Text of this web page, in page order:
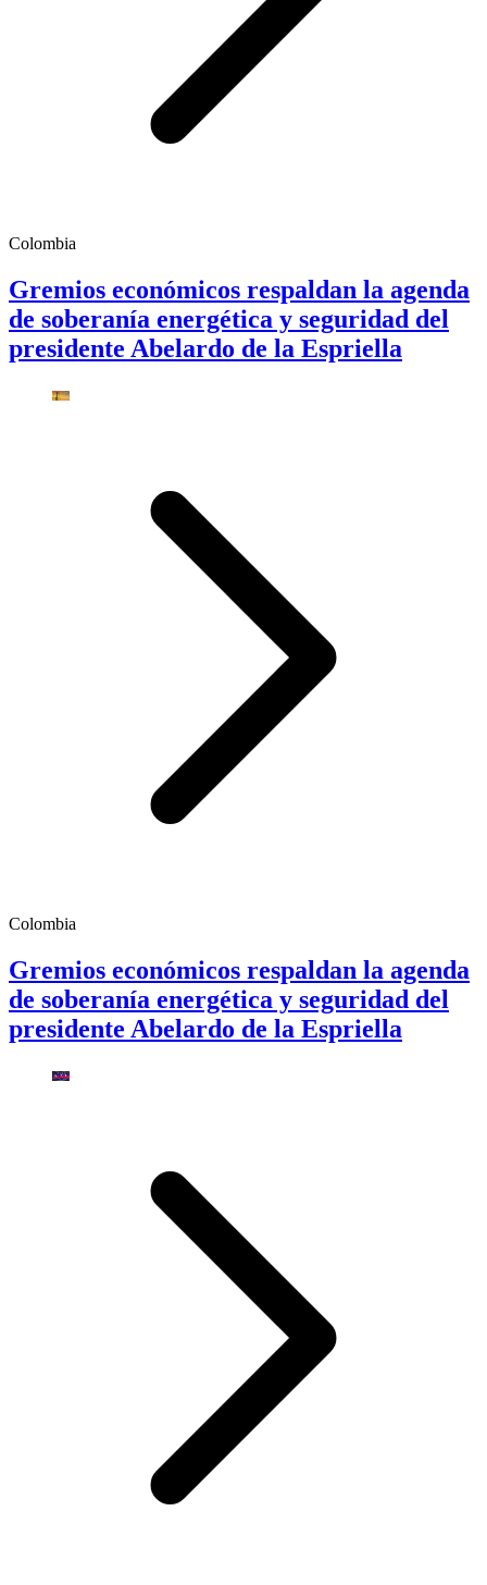
Colombia
Gremios económicos respaldan la agenda
de soberanía energética y seguridad del
presidente Abelardo de la Espriella
Colombia
Gremios económicos respaldan la agenda
de soberanía energética y seguridad del
presidente Abelardo de la Espriella